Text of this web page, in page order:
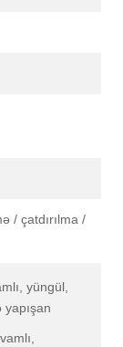
/ çatdırılma /
yüngül,